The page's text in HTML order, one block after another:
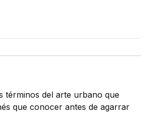
términos del arte urbano que
que conocer antes de agarrar